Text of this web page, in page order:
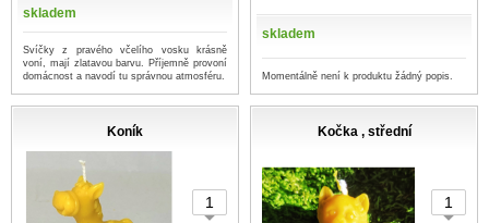
skladem
Svíčky z pravého včelího vosku krásně
voní, mají zlatavou barvu. Příjemně provoní
domácnost a navodí tu správnou atmosféru.
skladem
Momentálně není k produktu žádný popis.
Koník Kočka , střední